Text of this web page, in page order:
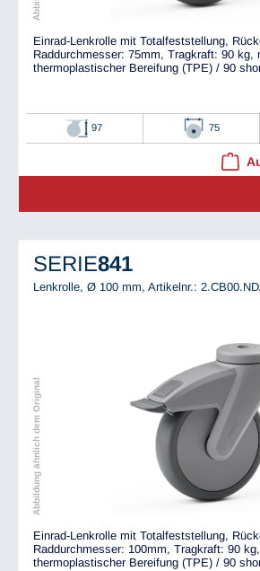
Einrad-Lenkrolle mit Totalfeststellung,
Raddurchmesser: 75mm, Tragkraft: 90 kg,
thermoplastischer Bereifung (TPE) / 90
97 75
SERIE841
Lenkrolle, Ø 100 mm, Artikelnr.:
Abbildung ähnlich dem Original
Einrad-Lenkrolle mit Totalfeststellung,
Raddurchmesser: 100mm, Tragkraft: 90
thermoplastischer Bereifung (TPE) / 90